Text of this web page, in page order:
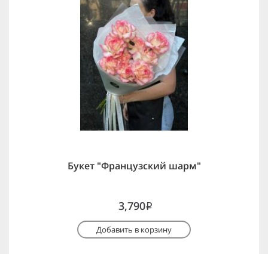
Букет "Французский шарм"
3,790i
Добавить в корзину